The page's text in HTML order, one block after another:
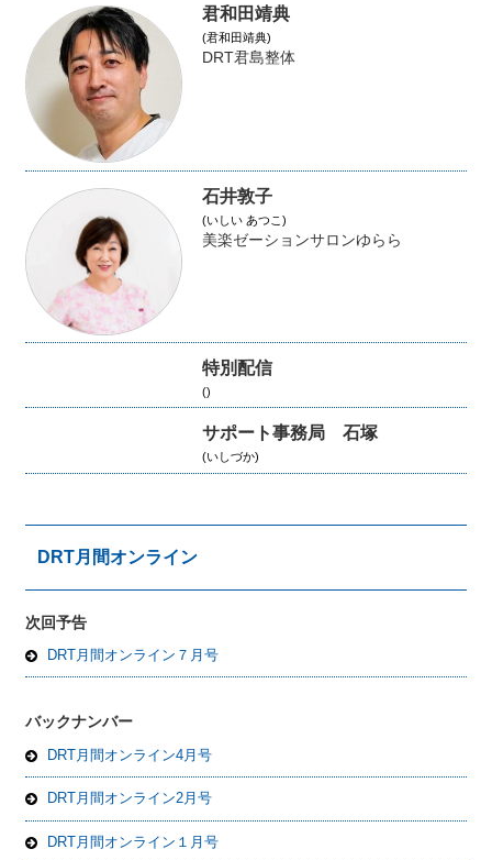
君和田靖典
(君和田靖典)
DRT君島整体
石井敦子
(いしい あつこ)
美楽ゼーションサロンゆらら
特別配信
()
サポート事務局 石塚
(いしづか)
DRT月間オンライン
次回予告
DRT月間オンライン７月号
バックナンバー
DRT月間オンライン4月号
DRT月間オンライン2月号
DRT月間オンライン１月号